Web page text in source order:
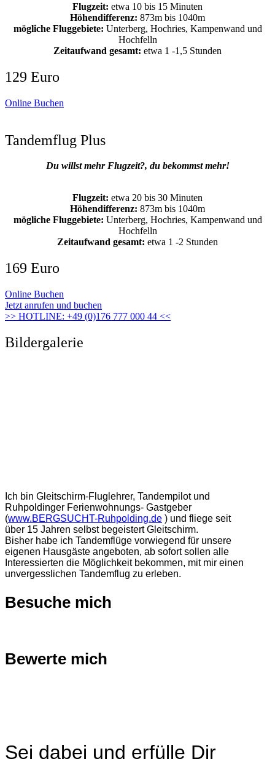
Flugzeit: etwa 10 bis 15 Minuten
Höhendifferenz: 873m bis 1040m
mögliche Fluggebiete: Unterberg, Hochries, Kampenwand und
Hochfelln
Zeitaufwand gesamt: etwa 1 -1,5 Stunden
129 Euro
Online Buchen
Tandemflug Plus
Du willst mehr Flugzeit?, du bekommst mehr!
Flugzeit: etwa 20 bis 30 Minuten
Höhendifferenz: 873m bis 1040m
mögliche Fluggebiete: Unterberg, Hochries, Kampenwand und
Hochfelln
Zeitaufwand gesamt: etwa 1 -2 Stunden
169 Euro
Online Buchen
Jetzt anrufen und buchen
>> HOTLINE: +49 (0)176 777 000 44 <<
Bildergalerie
Ich bin Gleitschirm-Fluglehrer, Tandempilot und
Ruhpoldinger Ferienwohnungs- Gastgeber
(www.BERGSUCHT-Ruhpolding.de ) und fliege seit
über 15 Jahren selbst begeistert Gleitschirm.
Bisher habe ich Tandemflüge vorwiegend für unsere
eigenen Hausgäste angeboten, ab sofort sollen alle
Interessierten die Möglichkeit bekommen, mit mir einen
unvergesslichen Tandemflug zu erleben.
Besuche mich
Bewerte mich
Sei dabei und erfülle Dir